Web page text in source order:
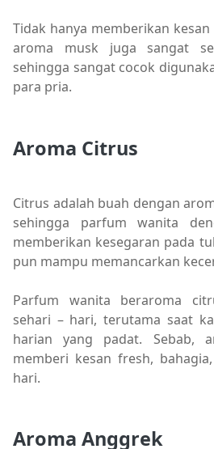
Tidak hanya memberikan
aroma musk juga sangat
sehingga sangat cocok
para pria.
Aroma Citrus
Citrus adalah buah dengan
sehingga parfum wanita
memberikan kesegaran pada
pun mampu memancarkan
Parfum wanita beraroma
sehari – hari, terutama saat
harian yang padat. Sebab,
memberi kesan fresh,
hari.
Aroma Anggrek